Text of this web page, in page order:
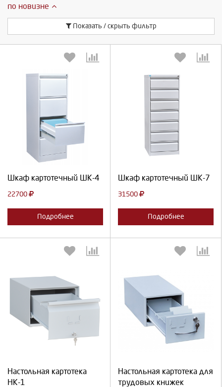
по новизне
Показать / скрыть фильтр
Шкаф картотечный ШК-4
22700
Подробнее
Выберите количество:
Продолжить
Шкаф картотечный ШК-7
31500
Подробнее
Выберите количество:
Настольная картотека
НК-1
Выберите количество:
Настольная картотека для
трудовых книжек
Выберите количество: